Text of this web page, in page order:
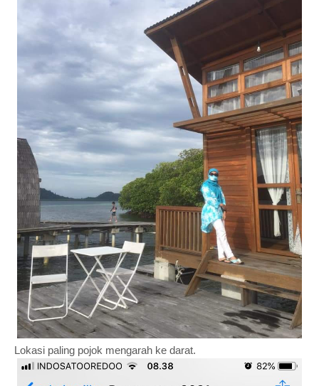
Lokasi paling pojok mengarah ke darat.